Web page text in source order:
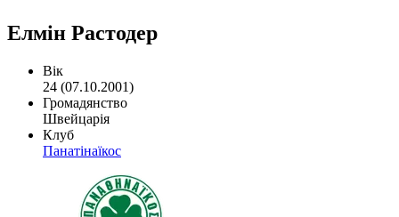
Елмін Растодер
Вік
24 (07.10.2001)
Громадянство
Швейцарія
Клуб
Панатінаїкос